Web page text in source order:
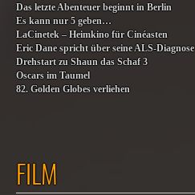
Das letzte Abenteuer beginnt in Berlin
Es kann nur 5 geben…
LaCinetek – Heimkino für Cinéasten
Eric Dane spricht über seine ALS-Diagnose
Drehstart zu Shaun das Schaf 3
Oscars im Taumel
82. Golden Globes verliehen
FILM